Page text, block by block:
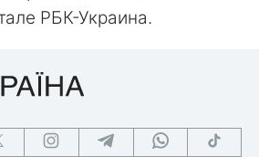
РБК-Украина.